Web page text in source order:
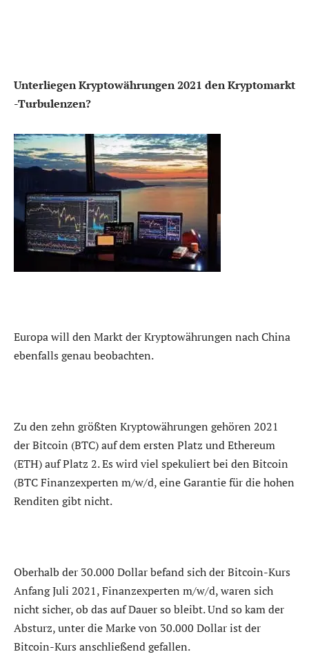
Unterliegen Kryptowährungen 2021 den Kryptomarkt
-Turbulenzen?
Europa will den Markt der Kryptowährungen nach China
ebenfalls genau beobachten.
Zu den zehn größten Kryptowährungen gehören 2021
der Bitcoin (BTC) auf dem ersten Platz und Ethereum
(ETH) auf Platz 2. Es wird viel spekuliert bei den Bitcoin
(BTC Finanzexperten m/w/d, eine Garantie für die hohen
Renditen gibt nicht.
Oberhalb der 30.000 Dollar befand sich der Bitcoin-Kurs
Anfang Juli 2021, Finanzexperten m/w/d, waren sich
nicht sicher, ob das auf Dauer so bleibt. Und so kam der
Absturz, unter die Marke von 30.000 Dollar ist der
Bitcoin-Kurs anschließend gefallen.